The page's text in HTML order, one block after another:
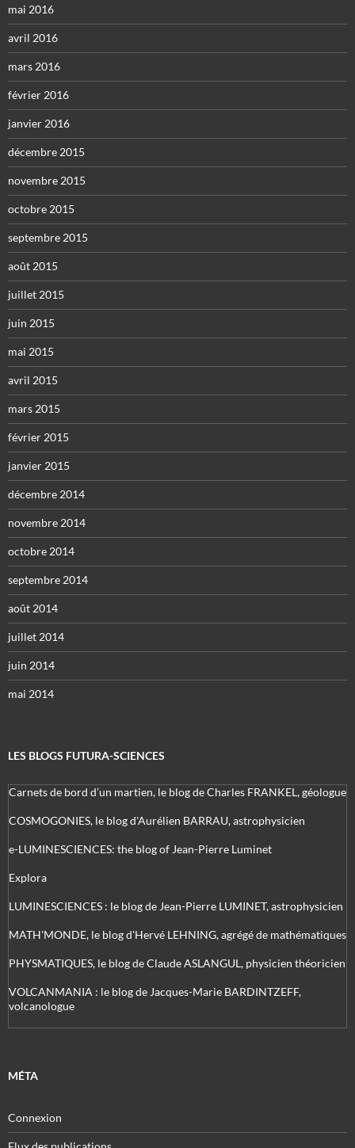
mai 2016
avril 2016
mars 2016
février 2016
janvier 2016
décembre 2015
novembre 2015
octobre 2015
septembre 2015
août 2015
juillet 2015
juin 2015
mai 2015
avril 2015
mars 2015
février 2015
janvier 2015
décembre 2014
novembre 2014
octobre 2014
septembre 2014
août 2014
juillet 2014
juin 2014
mai 2014
LES BLOGS FUTURA-SCIENCES
Carnets de bord d’un martien, le blog de Charles FRANKEL, géologue
COSMOGONIES, le blog d'Aurélien BARRAU, astrophysicien
e-LUMINESCIENCES: the blog of Jean-Pierre Luminet
Explora
LUMINESCIENCES : le blog de Jean-Pierre LUMINET, astrophysicien
MATH'MONDE, le blog d'Hervé LEHNING, agrégé de mathématiques
PHYSMATIQUES, le blog de Claude ASLANGUL, physicien théoricien
VOLCANMANIA : le blog de Jacques-Marie BARDINTZEFF,
volcanologue
MÉTA
Connexion